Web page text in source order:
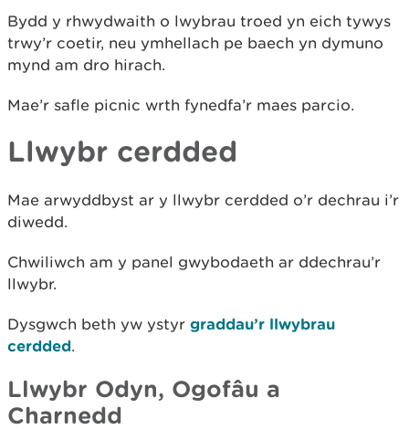
Bydd y rhwydwaith o lwybrau troed yn eich tywys
trwy’r coetir, neu ymhellach pe baech yn dymuno
mynd am dro hirach.
Mae’r safle picnic wrth fynedfa’r maes parcio.
Llwybr cerdded
Mae arwyddbyst ar y llwybr cerdded o’r dechrau i’r
diwedd.
Chwiliwch am y panel gwybodaeth ar ddechrau’r
llwybr.
Dysgwch beth yw ystyr graddau’r llwybrau
cerdded.
Llwybr Odyn, Ogofâu a
Charnedd